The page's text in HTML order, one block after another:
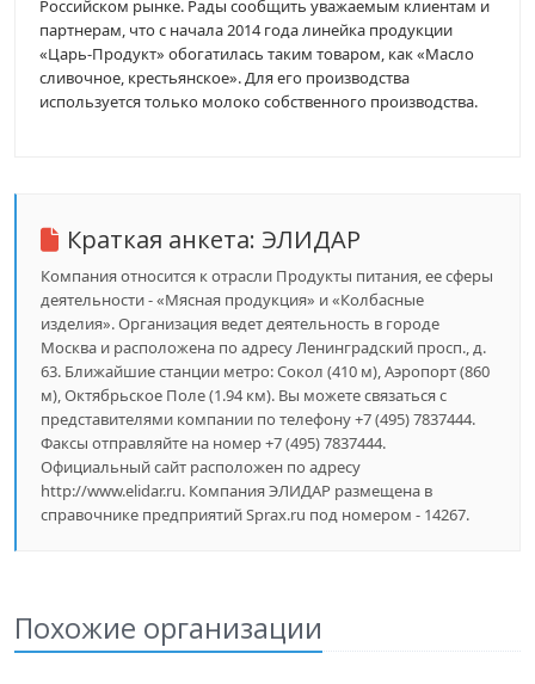
Российском рынке. Рады сообщить уважаемым клиентам и
партнерам, что с начала 2014 года линейка продукции
«Царь-Продукт» обогатилась таким товаром, как «Масло
сливочное, крестьянское». Для его производства
используется только молоко собственного производства.
Краткая анкета: ЭЛИДАР
Компания относится к отрасли Продукты питания, ее сферы
деятельности - «Мясная продукция» и «Колбасные
изделия». Организация ведет деятельность в городе
Москва и расположена по адресу Ленинградский просп., д.
63. Ближайшие станции метро: Сокол (410 м), Аэропорт (860
м), Октябрьское Поле (1.94 км). Вы можете связаться с
представителями компании по телефону +7 (495) 7837444.
Факсы отправляйте на номер +7 (495) 7837444.
Официальный сайт расположен по адресу
http://www.elidar.ru. Компания ЭЛИДАР размещена в
справочнике предприятий Sprax.ru под номером - 14267.
Похожие организации